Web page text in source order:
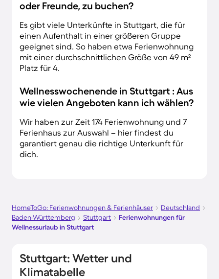
oder Freunde, zu buchen?
Es gibt viele Unterkünfte in Stuttgart, die für
einen Aufenthalt in einer größeren Gruppe
geeignet sind. So haben etwa Ferienwohnung
mit einer durchschnittlichen Größe von 49 m²
Platz für 4.
Wellnesswochenende in Stuttgart : Aus
wie vielen Angeboten kann ich wählen?
Wir haben zur Zeit 174 Ferienwohnung und 7
Ferienhaus zur Auswahl – hier findest du
garantiert genau die richtige Unterkunft für
dich.
HomeToGo: Ferienwohnungen & Ferienhäuser
Deutschland
Baden-Württemberg
Stuttgart
Ferienwohnungen für
Wellnessurlaub in Stuttgart
Stuttgart: Wetter und
Klimatabelle